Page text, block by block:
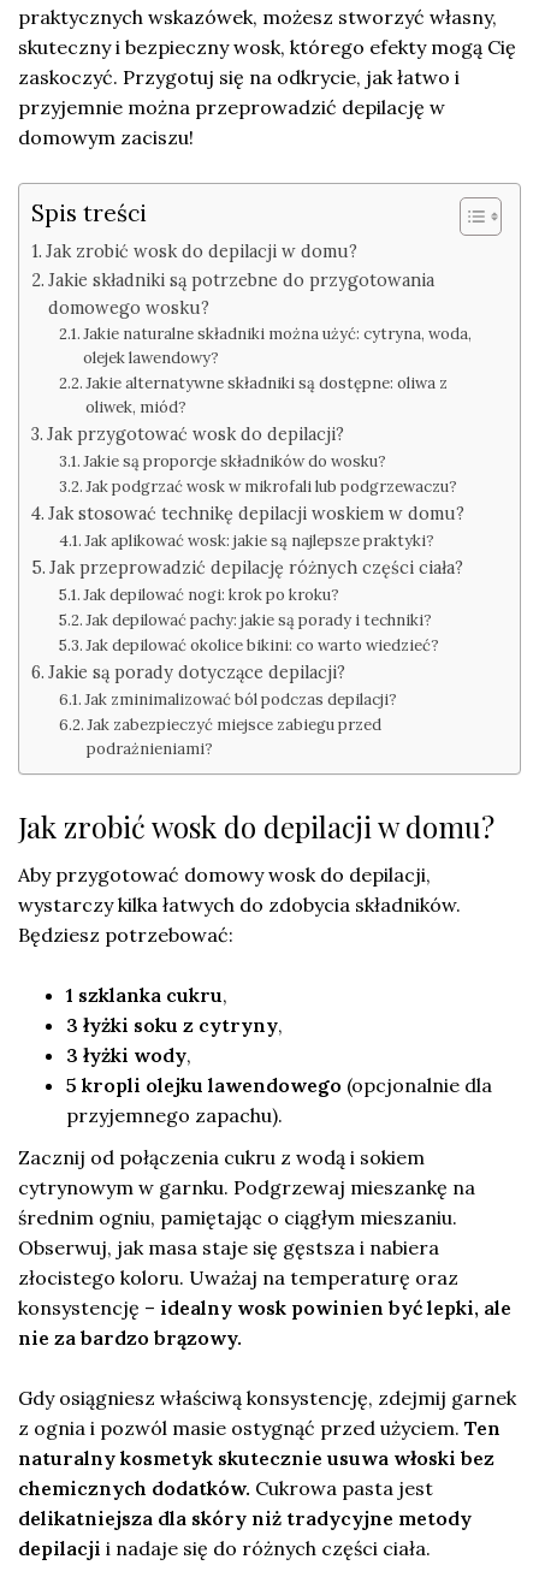
praktycznych wskazówek, możesz stworzyć własny,
skuteczny i bezpieczny wosk, którego efekty mogą Cię
zaskoczyć. Przygotuj się na odkrycie, jak łatwo i
przyjemnie można przeprowadzić depilację w
domowym zaciszu!
Spis treści
Jak zrobić wosk do depilacji w domu?
Jakie składniki są potrzebne do przygotowania
domowego wosku?
Jakie naturalne składniki można użyć: cytryna, woda,
olejek lawendowy?
Jakie alternatywne składniki są dostępne: oliwa z
oliwek, miód?
Jak przygotować wosk do depilacji?
Jakie są proporcje składników do wosku?
Jak podgrzać wosk w mikrofali lub podgrzewaczu?
Jak stosować technikę depilacji woskiem w domu?
Jak aplikować wosk: jakie są najlepsze praktyki?
Jak przeprowadzić depilację różnych części ciała?
Jak depilować nogi: krok po kroku?
Jak depilować pachy: jakie są porady i techniki?
Jak depilować okolice bikini: co warto wiedzieć?
Jakie są porady dotyczące depilacji?
Jak zminimalizować ból podczas depilacji?
Jak zabezpieczyć miejsce zabiegu przed
podrażnieniami?
Jak zrobić wosk do depilacji w domu?
Aby przygotować domowy wosk do depilacji,
wystarczy kilka łatwych do zdobycia składników.
Będziesz potrzebować:
1 szklanka cukru,
3 łyżki soku z cytryny,
3 łyżki wody,
5 kropli olejku lawendowego (opcjonalnie dla
przyjemnego zapachu).
Zacznij od połączenia cukru z wodą i sokiem
cytrynowym w garnku. Podgrzewaj mieszankę na
średnim ogniu, pamiętając o ciągłym mieszaniu.
Obserwuj, jak masa staje się gęstsza i nabiera
złocistego koloru. Uważaj na temperaturę oraz
konsystencję – idealny wosk powinien być lepki, ale
nie za bardzo brązowy.
Gdy osiągniesz właściwą konsystencję, zdejmij garnek
z ognia i pozwól masie ostygnąć przed użyciem. Ten
naturalny kosmetyk skutecznie usuwa włoski bez
chemicznych dodatków. Cukrowa pasta jest
delikatniejsza dla skóry niż tradycyjne metody
depilacji i nadaje się do różnych części ciała.